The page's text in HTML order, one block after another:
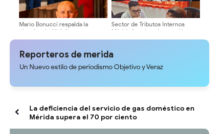
Mario Bonucci respalda la
plancha «La ULA Avanza» y
destaca la necesidad de un
comprobada
Sector de Tributos Internos
Mérida fortalece la atención
presencial y promueve la
Reporteros de merida
Un Nuevo estilo de periodismo Objetivo y Veraz
La deficiencia del servicio de gas doméstico en
Mérida supera el 70 por ciento